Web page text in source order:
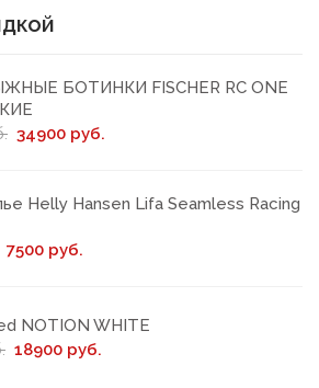
БОТИНКИ FISCHER RC ONE
34900 руб.
Helly Hansen Lifa Seamless Racing
7500 руб.
NOTION WHITE
18900 руб.